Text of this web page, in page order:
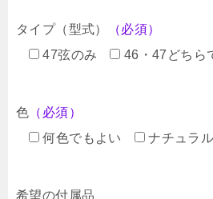
タイプ（型式）
（必須）
47弦のみ
46・47どちら
色 （必須）
何色でもよい
ナチュラル
希望の付属品